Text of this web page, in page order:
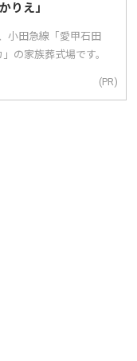
りえ」
小田急線「愛甲石田
の家族葬式場です。
(PR)